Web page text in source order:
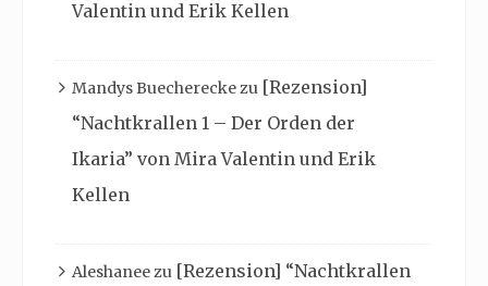
Valentin und Erik Kellen
Mandys Buechereckezu [Rezension]
“Nachtkrallen 1 – Der Orden der
Ikaria” von Mira Valentin und Erik
Kellen
Aleshaneezu [Rezension] “Nachtkrallen